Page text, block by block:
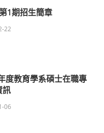
1期招生簡章
22
度教育學系碩士在職專
訊
06